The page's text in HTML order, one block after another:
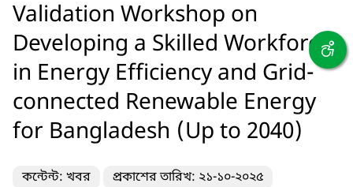
Validation Workshop on
Developing a Skilled Workforce
in Energy Efficiency and Grid-
connected Renewable Energy
for Bangladesh (Up to 2040)
কন্টেন্ট: খবর প্রকাশের তারিখ: ২১-১০-২০২৫